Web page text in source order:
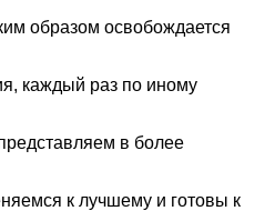
образом освобождается
каждый раз по иному
в более
к лучшему и готовы к